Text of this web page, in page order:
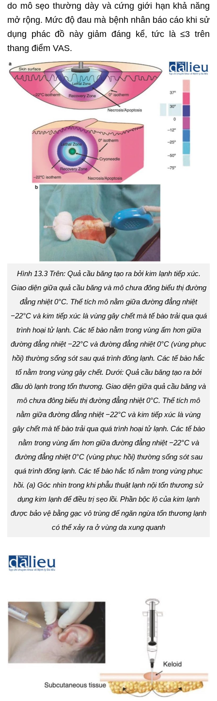
do mô sẹo thường dày và cứng giới hạn khả năng
mở rộng. Mức độ đau mà bệnh nhân báo cáo khi sử
dụng phác đồ này giảm đáng kể, tức là ≤3 trên
thang điểm VAS.
Hình 13.3 Trên: Quả cầu băng tạo ra bởi kim lạnh tiếp xúc.
Giao diện giữa quả cầu băng và mô chưa đông biểu thị đường
đẳng nhiệt 0°C. Thể tích mô nằm giữa đường đẳng nhiệt
−22°C và kim tiếp xúc là vùng gây chết mà tế bào trải qua quá
trình hoại tử lạnh. Các tế bào nằm trong vùng ấm hơn giữa
đường đẳng nhiệt −22°C và đường đẳng nhiệt 0°C (vùng phục
hồi) thường sống sót sau quá trình đông lạnh. Các tế bào hắc
tố nằm trong vùng gây chết. Dưới: Quả cầu băng tạo ra bởi
đầu dò lạnh trong tổn thương. Giao diện giữa quả cầu băng và
mô chưa đông biểu thị đường đẳng nhiệt 0°C. Thể tích mô
nằm giữa đường đẳng nhiệt −22°C và kim tiếp xúc là vùng
gây chết mà tế bào trải qua quá trình hoại tử lạnh. Các tế bào
nằm trong vùng ấm hơn giữa đường đẳng nhiệt −22°C và
đường đẳng nhiệt 0°C (vùng phục hồi) thường sống sót sau
quá trình đông lạnh. Các tế bào hắc tố nằm trong vùng phục
hồi. (a) Góc nhìn trong khi phẫu thuật lạnh nội tổn thương sử
dụng kim lạnh để điều trị sẹo lồi. Phần bộc lộ của kim lạnh
được bảo vệ bằng gạc vô trùng để ngăn ngừa tổn thương lạnh
có thể xảy ra ở vùng da xung quanh